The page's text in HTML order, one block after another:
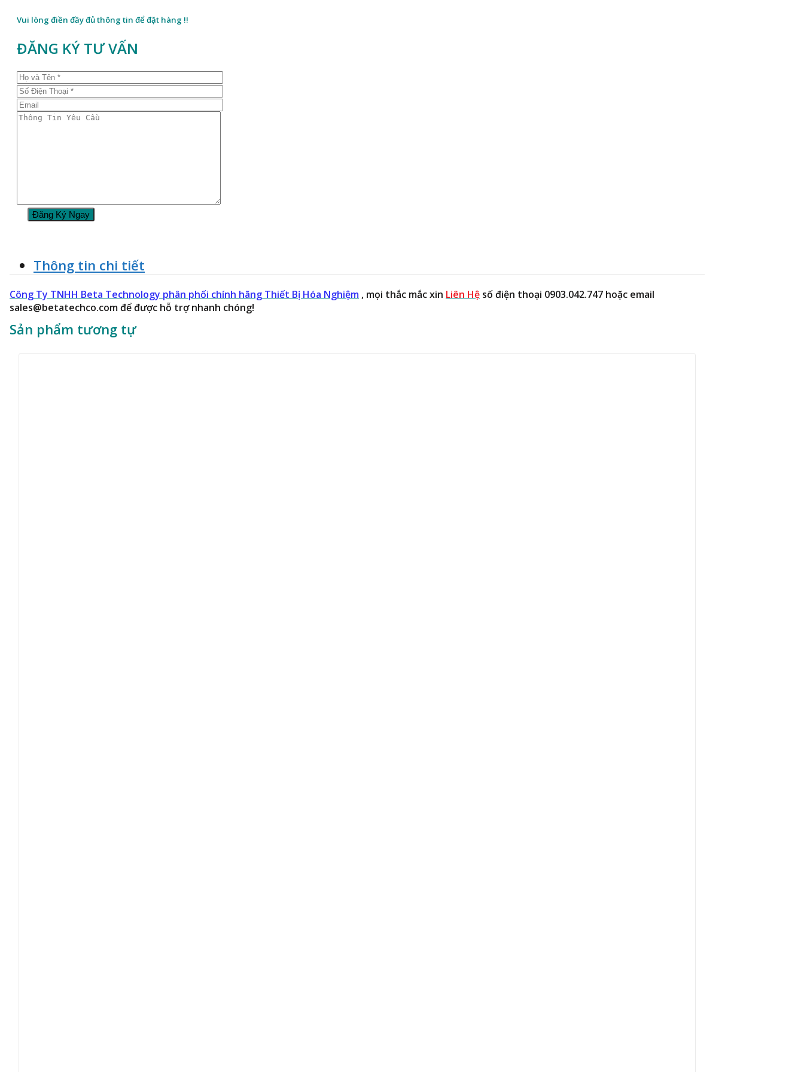
Vui lòng điền đầy đủ thông tin để đặt hàng !!
ĐĂNG KÝ TƯ VẤN
Thông tin chi tiết
Công Ty TNHH Beta Technology phân phối chính hãng Thiết Bị Hóa Nghiệm , mọi thắc mắc xin Liên Hệ số điện thoại 0903.042.747 hoặc email
sales@betatechco.com để được hỗ trợ nhanh chóng!
Sản phẩm tương tự